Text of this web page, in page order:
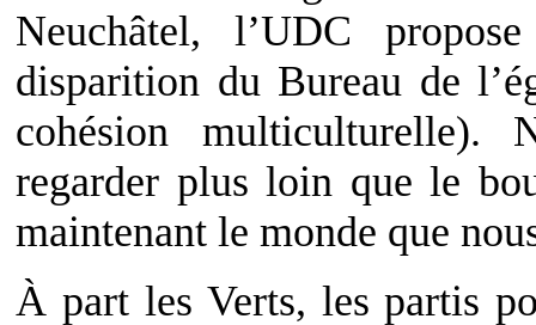
Neuchâtel, l’UDC
disparition du Bureau de
cohésion multiculturelle).
regarder plus loin que le
maintenant le monde que
À part les Verts, les partis